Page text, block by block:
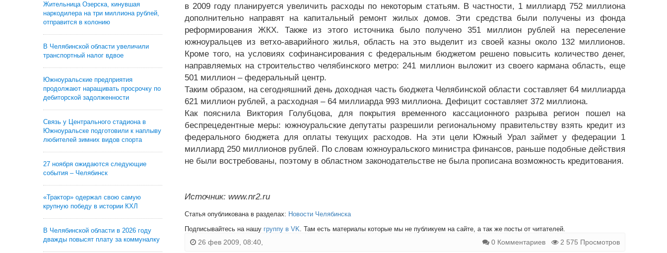
Жительница Озерска, кинувшая
наркодилера на три миллиона рублей,
отправится в колонию
В Челябинской области увеличили
транспортный налог вдвое
Южноуральские предприятия
продолжают наращивать просрочку по
дебиторской задолженности
Связь у Центрального стадиона в
Южноуральске подготовили к наплыву
любителей зимних видов спорта
27 ноября ожидаются следующие
события – Челябинск
«Трактор» одержал свою самую
крупную победу в истории КХЛ
В Челябинской области в 2026 году
дважды повысят плату за коммуналку
в 2009 году планируется увеличить расходы по некоторым статьям. В частности, 1 миллиард 752 миллиона
дополнительно направят на капитальный ремонт жилых домов. Эти средства были получены из фонда
реформирования ЖКХ. Также из этого источника было получено 351 миллион рублей на переселение
южноуральцев из ветхо-аварийного жилья, область на это выделит из своей казны около 132 миллионов.
Кроме того, на условиях софинансирования с федеральным бюджетом решено повысить количество денег,
направляемых на строительство челябинского метро: 241 миллион выложит из своего кармана область, еще
501 миллион – федеральный центр.
Таким образом, на сегодняшний день доходная часть бюджета Челябинской области составляет 64 миллиарда
621 миллион рублей, а расходная – 64 миллиарда 993 миллиона. Дефицит составляет 372 миллиона.
Как пояснила Виктория Голубцова, для покрытия временного кассационного разрыва регион пошел на
беспрецедентные меры: южноуральские депутаты разрешили региональному правительству взять кредит из
федерального бюджета для оплаты текущих расходов. На эти цели Южный Урал займет у федерации 1
миллиард 250 миллионов рублей. По словам южноуральского министра финансов, раньше подобные действия
не были востребованы, поэтому в областном законодательстве не была прописана возможность кредитования.
Источник: www.nr2.ru
Статья опубликована в разделах: Новости Челябинска
Подписывайтесь на нашу группу в VK. Там есть материалы которые мы не публикуем на сайте, а так же посты от читателей.
26 фев 2009, 08:40, 0 Комментариев 2 575 Просмотров